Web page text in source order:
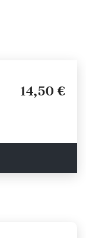
14,50 €